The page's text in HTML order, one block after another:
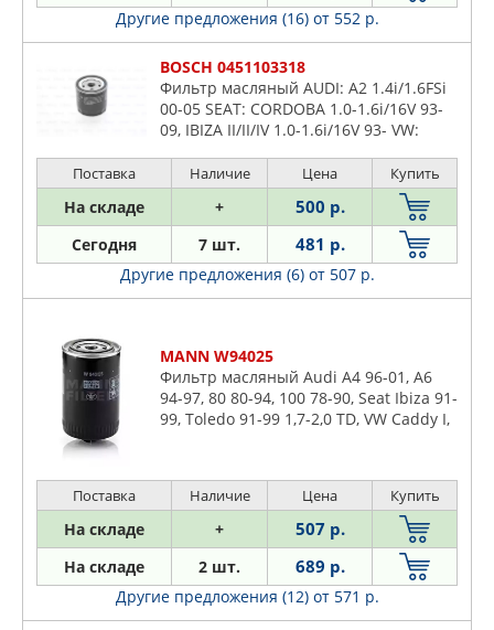
Другие предложения (16) от 552 р.
BOSCH 0451103318
Фильтр масляный AUDI: A2 1.4i/1.6FSi
00-05 SEAT: CORDOBA 1.0-1.6i/16V 93-
09, IBIZA II/II/IV 1.0-1.6i/16V 93- VW:
1.4i/1.6i 91-
Поставка Наличие Цена Купить
На складе + 500 р.
Сегодня 7 шт. 481 р.
Другие предложения (6) от 507 р.
MANN W94025
Фильтр масляный Audi A4 96-01, A6
94-97, 80 80-94, 100 78-90, Seat Ibiza 91-
99, Toledo 91-99 1,7-2,0 TD, VW Caddy I,
Polo 86-98, Transporter 81-92
Поставка Наличие Цена Купить
На складе + 507 р.
На складе 2 шт. 689 р.
Другие предложения (12) от 571 р.